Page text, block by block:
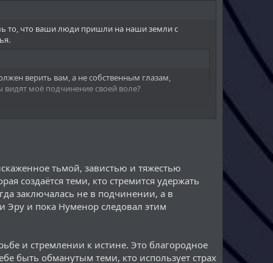
то, что ваши люди пришли на наши земли с
верить вам, а не собственным глазам,
моё подчинение своей воле?
Быть может у него и вовсе нет голоса, кроме
тьмой, завистью и тяжестью
создаётся теми, кто стремится удержать
заключалась не в подчинении, а в
Эру и пока Нуменор следовал этим
и стремлении к истине. Это благородное
быть обманутым теми, кто использует страх